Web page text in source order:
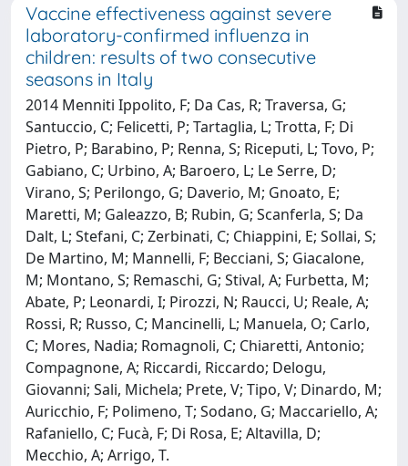
Vaccine effectiveness against severe
laboratory-confirmed influenza in
children: results of two consecutive
seasons in Italy
2014 Menniti Ippolito, F; Da Cas, R; Traversa, G;
Santuccio, C; Felicetti, P; Tartaglia, L; Trotta, F; Di
Pietro, P; Barabino, P; Renna, S; Riceputi, L; Tovo, P;
Gabiano, C; Urbino, A; Baroero, L; Le Serre, D;
Virano, S; Perilongo, G; Daverio, M; Gnoato, E;
Maretti, M; Galeazzo, B; Rubin, G; Scanferla, S; Da
Dalt, L; Stefani, C; Zerbinati, C; Chiappini, E; Sollai, S;
De Martino, M; Mannelli, F; Becciani, S; Giacalone,
M; Montano, S; Remaschi, G; Stival, A; Furbetta, M;
Abate, P; Leonardi, I; Pirozzi, N; Raucci, U; Reale, A;
Rossi, R; Russo, C; Mancinelli, L; Manuela, O; Carlo,
C; Mores, Nadia; Romagnoli, C; Chiaretti, Antonio;
Compagnone, A; Riccardi, Riccardo; Delogu,
Giovanni; Sali, Michela; Prete, V; Tipo, V; Dinardo, M;
Auricchio, F; Polimeno, T; Sodano, G; Maccariello, A;
Rafaniello, C; Fucà, F; Di Rosa, E; Altavilla, D;
Mecchio, A; Arrigo, T.